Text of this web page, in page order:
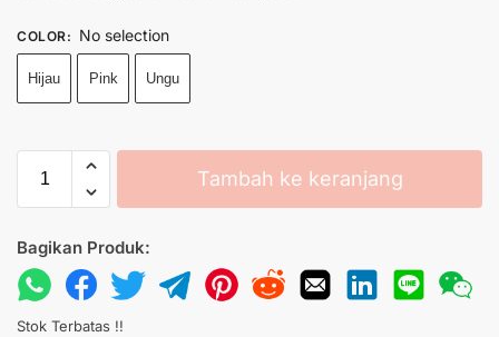
COLOR: No selection
Hijau Pink Ungu
Tambah ke keranjang
Bagikan Produk:
Stok Terbatas !!